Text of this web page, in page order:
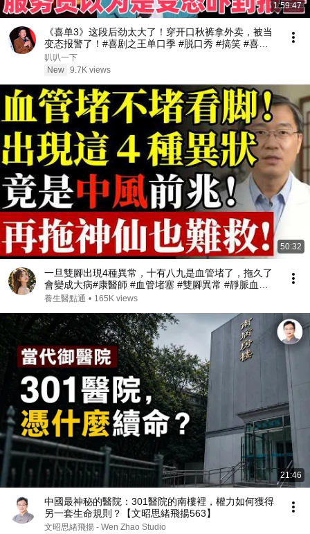
1:59:47
《喜单3》这段后劲太大了！穿开口秋裤拿外卖，被当
变态报警了！#喜剧之王单口季 #脱口秀 #搞笑 #喜剧
#funny #综艺
叭叭一下
New 9.7K views
50:32
一旦雙腳出現4種異常，十有八九是血管堵了，拖久了
會變成大病#康醫師 #血管堵塞 #雙腳異常 #靜脈血栓 #
肺栓塞 #銀髮族養生 #猝死預防 #血液循環 #健康誤區
養生醫點通 • 165K views
21:46
中國最神秘的醫院：301醫院的南樓裡，權力如何獲得
另一套生命規則？【文昭思緒飛揚563】
文昭思緒飛揚 - Wen Zhao Studio